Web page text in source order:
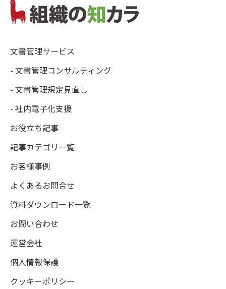
文書管理サービス
- 文書管理コンサルティング
- 文書管理規定見直し
- 社内電子化支援
お役立ち記事
記事カテゴリ一覧
お客様事例
よくあるお問合せ
資料ダウンロード一覧
お問い合わせ
運営会社
個人情報保護
クッキーポリシー